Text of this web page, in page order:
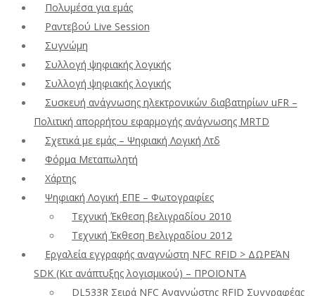
Πολυμέσα για εμάς
Ραντεβού Live Session
Συγνώμη
Συλλογή ψηφιακής λογικής
Συλλογή ψηφιακής λογικής
Συσκευή ανάγνωσης ηλεκτρονικών διαβατηρίων uFR –
Πολιτική απορρήτου εφαρμογής ανάγνωσης MRTD
Σχετικά με εμάς – Ψηφιακή Λογική Λτδ
Φόρμα Μεταπωλητή
Χάρτης
Ψηφιακή Λογική ΕΠΕ – Φωτογραφίες
Τεχνική Έκθεση βελιγραδίου 2010
Τεχνική Έκθεση Βελιγραδίου 2012
Εργαλεία εγγραφής αναγνώστη NFC RFID > ΔΩΡΕΆΝ
SDK (Κιτ ανάπτυξης λογισμικού) – ΠΡΟΪΟΝΤΑ
DL533R Σειρά NFC Αναγνώστης RFID Συγγραφέας